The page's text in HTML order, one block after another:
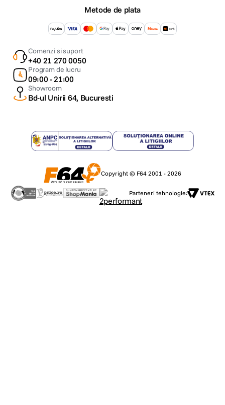
Metode de plata
Comenzi si suport
+40 21 270 0050
Program de lucru
09:00 - 21:00
Showroom
Bd-ul Unirii 64, Bucuresti
Copyright © F64 2001 - 2026
Parteneri tehnologie: